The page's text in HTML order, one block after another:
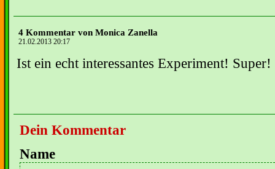
4 Kommentar von Monica Zanella
21.02.2013 20:17
Ist ein echt interessantes Experiment! Super!
Dein Kommentar
Name